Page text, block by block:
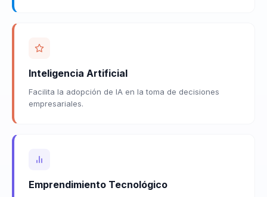
Inteligencia Artificial
Facilita la adopción de IA en la toma de decisiones
empresariales.
Emprendimiento Tecnológico